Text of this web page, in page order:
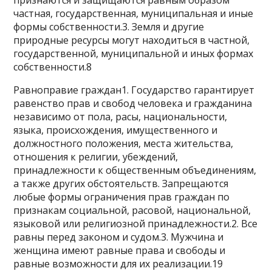
частная, государственная, муниципальная и иные
формы собственности.3. Земля и другие
природные ресурсы могут находиться в частной,
государственной, муниципальной и иных формах
собственности.8
Равноправие граждан1. Государство гарантирует
равенство прав и свобод человека и гражданина
независимо от пола, расы, национальности,
языка, происхождения, имущественного и
должностного положения, места жительства,
отношения к религии, убеждений,
принадлежности к общественным объединениям,
а также других обстоятельств. Запрещаются
любые формы ограничения прав граждан по
признакам социальной, расовой, национальной,
языковой или религиозной принадлежности.2. Все
равны перед законом и судом.3. Мужчина и
женщина имеют равные права и свободы и
равные возможности для их реализации.19